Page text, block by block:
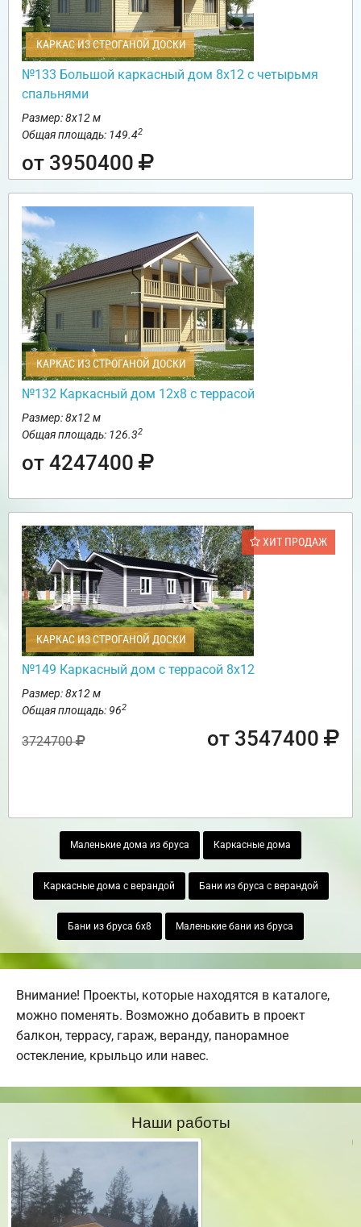
КАРКАС ИЗ СТРОГАНОЙ ДОСКИ
№133 Большой каркасный дом 8х12 с четырьмя
спальнями
Размер: 8х12 м
Общая площадь: 149.42
от 3950400
КАРКАС ИЗ СТРОГАНОЙ ДОСКИ
№132 Каркасный дом 12х8 с террасой
Размер: 8х12 м
Общая площадь: 126.32
от 4247400
ХИТ ПРОДАЖ
КАРКАС ИЗ СТРОГАНОЙ ДОСКИ
№149 Каркасный дом с террасой 8х12
Размер: 8х12 м
Общая площадь: 962
3724700 от 3547400
Маленькие дома из бруса Каркасные дома
Каркасные дома с верандой Бани из бруса с верандой
Бани из бруса 6х8 Маленькие бани из бруса
Внимание! Проекты, которые находятся в каталоге,
можно поменять. Возможно добавить в проект
балкон, террасу, гараж, веранду, панорамное
остекление, крыльцо или навес.
Наши работы